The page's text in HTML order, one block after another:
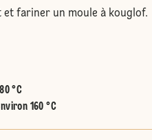
et fariner un moule à kouglof.
°C
160 °C